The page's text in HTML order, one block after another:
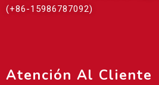
(+86-15986787092)
Atención Al Cliente